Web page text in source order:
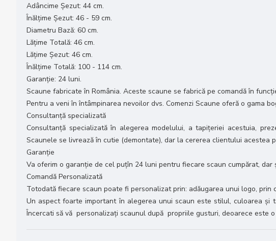
Adâncime Șezut: 44 cm.
Înălțime Șezut: 46 - 59 cm.
Diametru Bază: 60 cm.
Lățime Totală: 46 cm.
Lățime Șezut: 46 cm.
Înălțime Totală: 100 - 114 cm.
Garanție: 24 luni.
Scaune fabricate în România. Aceste scaune se fabrică pe comandă în
Pentru a veni în întâmpinarea nevoilor dvs. Comenzi Scaune oferă o gama
Consultanță specializată
Consultanță specializată în alegerea modelului, a tapițeriei acestuia,
Scaunele se livrează în cutie (demontate), dar la cererea clientului acestea
Garanție
Va oferim o garanție de cel puțîn 24 luni pentru fiecare scaun cumpărat,
Comandă Personalizată
Totodată fiecare scaun poate fi personalizat prin: adăugarea unui logo,
Un aspect foarte important în alegerea unui scaun este stilul, culoarea și
Încercati să vă personalizați scaunul după propriile gusturi, deoarece este